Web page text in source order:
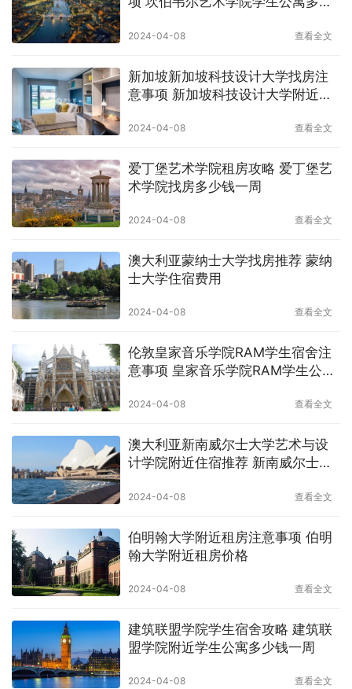
2024-04-08 查看全文
新加坡新加坡科技设计大学找房注
意事项 新加坡科技设计大学附近住
2024-04-08 查看全文
爱丁堡艺术学院租房攻略 爱丁堡艺
术学院找房多少钱一周
2024-04-08 查看全文
澳大利亚蒙纳士大学找房推荐 蒙纳
士大学住宿费用
2024-04-08 查看全文
伦敦皇家音乐学院RAM学生宿舍注
意事项 皇家音乐学院RAM学生公寓
2024-04-08 查看全文
澳大利亚新南威尔士大学艺术与设
计学院附近住宿推荐 新南威尔士大
钱
2024-04-08 查看全文
伯明翰大学附近租房注意事项 伯明
翰大学附近租房价格
2024-04-08 查看全文
建筑联盟学院学生宿舍攻略 建筑联
盟学院附近学生公寓多少钱一周
2024-04-08 查看全文